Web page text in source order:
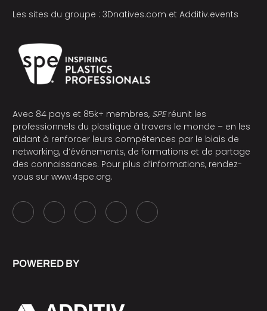
Les sites du groupe : 3Dnatives.com et Additiv.events
Avec 84 pays et 85k+ membres, SPEréunit les
professionnels du plastique à travers le monde – en les
aidant à renforcer leurs compétences par le biais de
networking, d’événements, de formations et de partage
des connaissances. Pour plus d’informations, rendez-
vous sur www.4spe.org.
POWERED BY